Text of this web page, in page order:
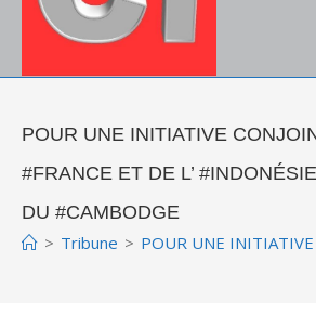
POUR UNE INITIATIVE
#FRANCE ET DE L’
DU #CAMBODGE
> Tribune > POUR UNE INITIATIVE